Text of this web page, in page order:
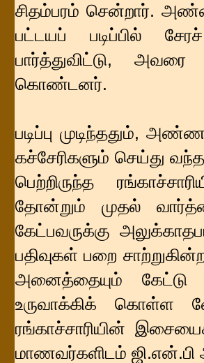
சிதம்பரம் சென்றார்.
பட்டயப் படிப்பில்
பார்த்துவிட்டு,
கொண்டனர்.
படிப்பு முடிந்ததும்,
கச்சேரிகளும் செய்து
பெற்றிருந்த
தோன்றும் முதல்
கேட்பவருக்கு
பதிவுகள் பறை
அனைத்தையும் கேட்டு
உருவாக்கிக் கொள்ள
ரங்காச்சாரியின்
மாணவர்களிடம் ஜி.என்.பி